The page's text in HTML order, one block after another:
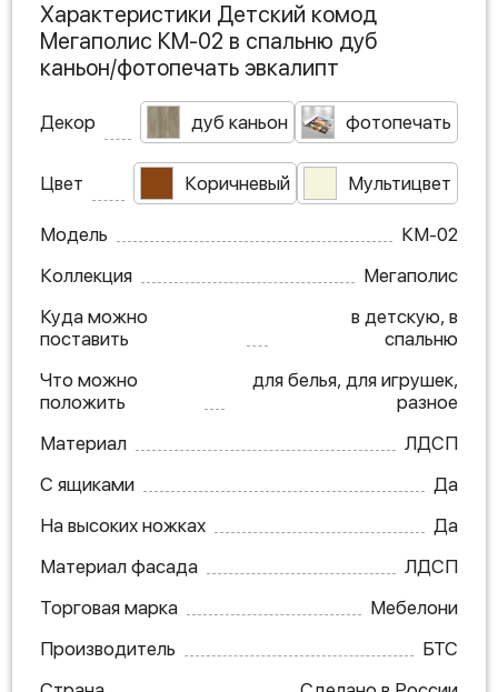
Характеристики Детский комод
Мегаполис КМ-02 в спальню дуб
каньон/фотопечать эвкалипт
Декор дуб каньон фотопечать
Цвет Коричневый Мультицвет
Модель
КМ-02
Коллекция
Мегаполис
Куда можно
поставить
в детскую, в
спальню
Что можно
положить
для белья, для игрушек,
разное
Материал
ЛДСП
С ящиками
Да
На высоких ножках
Да
Материал фасада
ЛДСП
Торговая марка
Мебелони
Производитель
БТС